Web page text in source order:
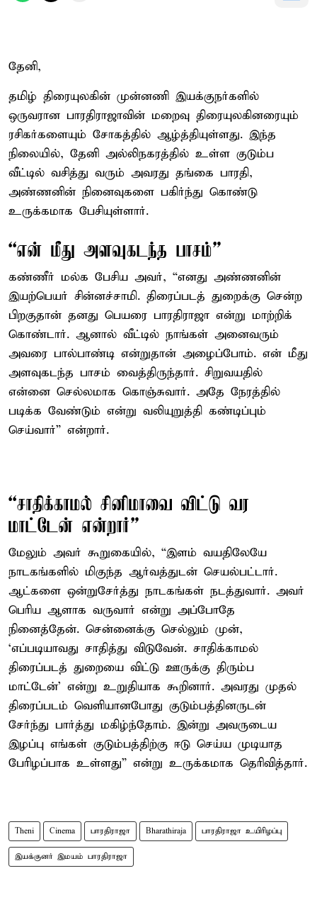
தேனி,
தமிழ் திரையுலகின் முன்னணி இயக்குநர்களில்
ஒருவரான பாரதிராஜாவின் மறைவு திரையுலகினரையும்
ரசிகர்களையும் சோகத்தில் ஆழ்த்தியுள்ளது. இந்த
நிலையில், தேனி அல்லிநகரத்தில் உள்ள குடும்ப
வீட்டில் வசித்து வரும் அவரது தங்கை பாரதி,
அண்ணனின் நினைவுகளை பகிர்ந்து கொண்டு
உருக்கமாக பேசியுள்ளார்.
“என் மீது அளவுகடந்த பாசம்”
கண்ணீர் மல்க பேசிய அவர், “எனது அண்ணனின்
இயற்பெயர் சின்னச்சாமி. திரைப்படத் துறைக்கு சென்ற
பிறகுதான் தனது பெயரை பாரதிராஜா என்று மாற்றிக்
கொண்டார். ஆனால் வீட்டில் நாங்கள் அனைவரும்
அவரை பால்பாண்டி என்றுதான் அழைப்போம். என் மீது
அளவுகடந்த பாசம் வைத்திருந்தார். சிறுவயதில்
என்னை செல்லமாக கொஞ்சுவார். அதே நேரத்தில்
படிக்க வேண்டும் என்று வலியுறுத்தி கண்டிப்பும்
செய்வார்” என்றார்.
“சாதிக்காமல் சினிமாவை விட்டு வர
மாட்டேன் என்றார்”
மேலும் அவர் கூறுகையில், “இளம் வயதிலேயே
நாடகங்களில் மிகுந்த ஆர்வத்துடன் செயல்பட்டார்.
ஆட்களை ஒன்றுசேர்த்து நாடகங்கள் நடத்துவார். அவர்
பெரிய ஆளாக வருவார் என்று அப்போதே
நினைத்தேன். சென்னைக்கு செல்லும் முன்,
‘எப்படியாவது சாதித்து விடுவேன். சாதிக்காமல்
திரைப்படத் துறையை விட்டு ஊருக்கு திரும்ப
மாட்டேன்’ என்று உறுதியாக கூறினார். அவரது முதல்
திரைப்படம் வெளியானபோது குடும்பத்தினருடன்
சேர்ந்து பார்த்து மகிழ்ந்தோம். இன்று அவருடைய
இழப்பு எங்கள் குடும்பத்திற்கு ஈடு செய்ய முடியாத
பேரிழப்பாக உள்ளது” என்று உருக்கமாக தெரிவித்தார்.
Theni Cinema பாரதிராஜா Bharathiraja பாரதிராஜா உயிரிழப்பு
இயக்குனர் இமயம் பாரதிராஜா